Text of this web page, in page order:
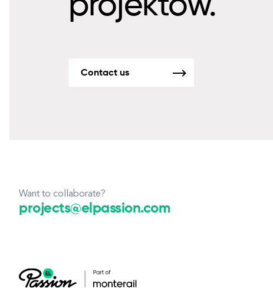
Contact us
Want to collaborate?
projects@elpassion.com